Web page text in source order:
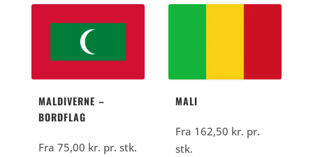
kr..345,00
kr..
MALDIVERNE –
BORDFLAG
Fra 75,00 kr. pr. stk.
MALI
Fra 162,50 kr. pr.
stk.